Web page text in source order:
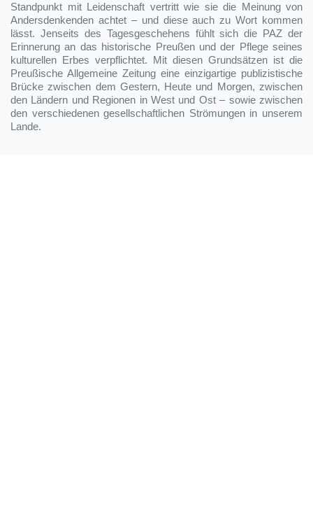
Standpunkt mit Leidenschaft vertritt wie sie die Meinung von
Andersdenkenden achtet – und diese auch zu Wort kommen
lässt. Jenseits des Tagesgeschehens fühlt sich die PAZ der
Erinnerung an das historische Preußen und der Pflege seines
kulturellen Erbes verpflichtet. Mit diesen Grundsätzen ist die
Preußische Allgemeine Zeitung eine einzigartige publizistische
Brücke zwischen dem Gestern, Heute und Morgen, zwischen
den Ländern und Regionen in West und Ost – sowie zwischen
den verschiedenen gesellschaftlichen Strömungen in unserem
Lande.